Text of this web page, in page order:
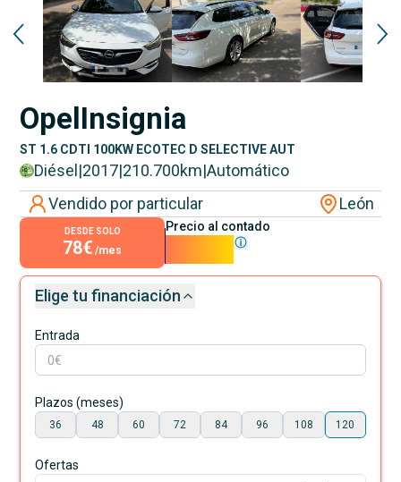
OpelInsignia
ST 1.6 CDTI 100KW ECOTEC D SELECTIVE AUT
Diésel |2017|210.700km|Automático
Vendido por particular
León
DESDE SOLO
78€ /mes
Precio al contado
Elige tu financiación
Entrada
Plazos (meses)
36 48 60 72 84 96 108 120
Ofertas